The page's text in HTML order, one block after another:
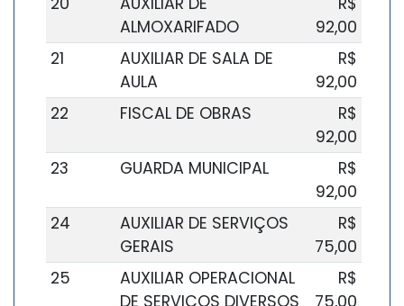
ALMOXARIFADO
92,00
21
AUXILIAR DE SALA DE
AULA
R$
92,00
22
FISCAL DE OBRAS
R$
92,00
23
GUARDA MUNICIPAL
R$
92,00
24
AUXILIAR DE SERVIÇOS
GERAIS
R$
75,00
25
AUXILIAR OPERACIONAL
DE SERVIÇOS DIVERSOS
R$
75,00